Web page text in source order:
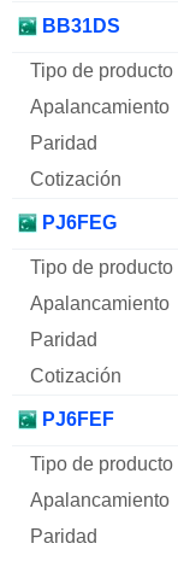
BB31DS
PJ6FEG
PJ6FEF